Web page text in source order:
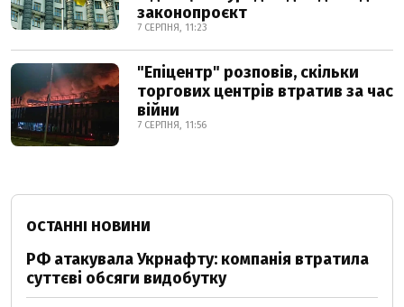
законопроєкт
7 СЕРПНЯ, 11:23
"Епіцентр" розповів, скільки
торгових центрів втратив за час
війни
7 СЕРПНЯ, 11:56
ОСТАННІ НОВИНИ
РФ атакувала Укрнафту: компанія втратила
суттєві обсяги видобутку